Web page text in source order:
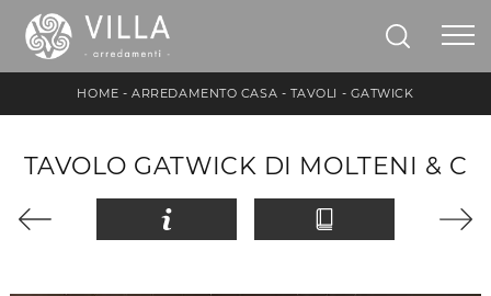
HOME -ARREDAMENTO CASA - TAVOLI - GATWICK
TAVOLO GATWICK DI MOLTENI & C